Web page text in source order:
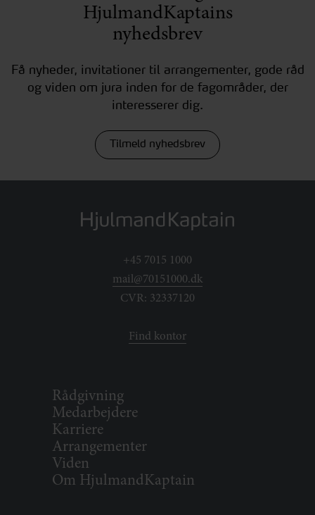
HjulmandKaptains
nyhedsbrev
Få nyheder, invitationer til arrangementer, gode råd
og viden om jura inden for de fagområder, der
interesserer dig.
Tilmeld nyhedsbrev
+45 7015 1000
mail@70151000.dk
CVR: 32337120
Find kontor
Rådgivning
Medarbejdere
Karriere
Arrangementer
Viden
Om HjulmandKaptain